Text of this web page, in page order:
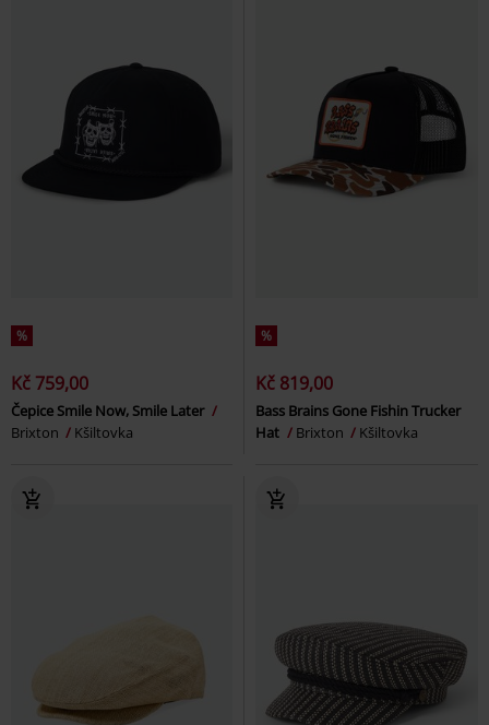
%
Kč 759,00
Čepice Smile Now, Smile Later
Brixton
Kšiltovka
%
Kč 819,00
Bass Brains Gone Fishin Trucker
Hat
Brixton Kšiltovka